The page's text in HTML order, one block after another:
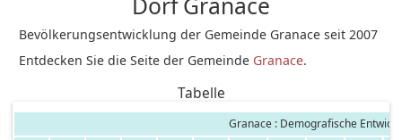
Bevölkerungsentwicklung der Gemeinde Granace seit 2007
Entdecken Sie die Seite der Gemeinde Granace.
Tabelle
Granace : Demografische